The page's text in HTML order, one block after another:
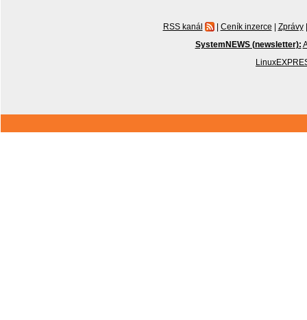
RSS kanál | Ceník inzerce | Zprávy |
SystemNEWS (newsletter):